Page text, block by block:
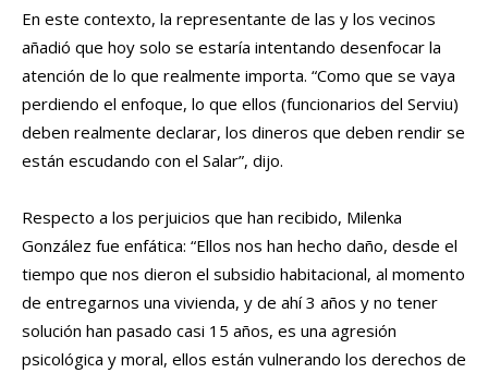
En este contexto, la representante de las y los vecinos
añadió que hoy solo se estaría intentando desenfocar la
atención de lo que realmente importa. “Como que se vaya
perdiendo el enfoque, lo que ellos (funcionarios del Serviu)
deben realmente declarar, los dineros que deben rendir se
están escudando con el Salar”, dijo.
Respecto a los perjuicios que han recibido, Milenka
González fue enfática: “Ellos nos han hecho daño, desde el
tiempo que nos dieron el subsidio habitacional, al momento
de entregarnos una vivienda, y de ahí 3 años y no tener
solución han pasado casi 15 años, es una agresión
psicológica y moral, ellos están vulnerando los derechos de